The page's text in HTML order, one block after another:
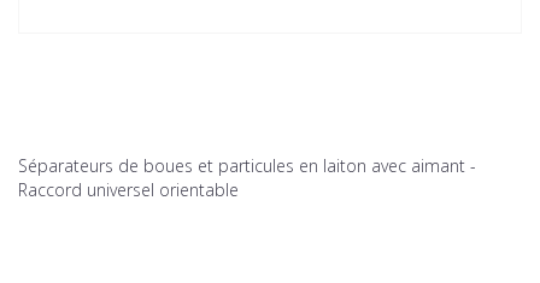
Séparateurs de boues et particules en laiton avec aimant -
Raccord universel orientable